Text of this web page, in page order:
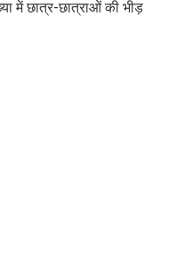
में छात्र-छात्राओं की भीड़